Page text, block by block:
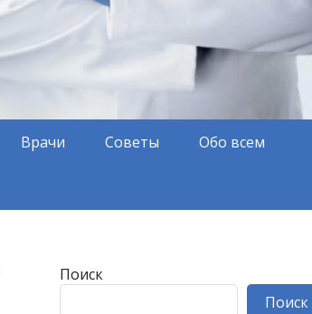
Врачи Советы Обо всем
Поиск
Поиск